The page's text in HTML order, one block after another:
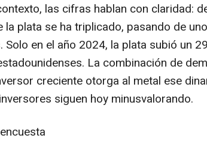
las cifras hablan con claridad:
la plata se ha triplicado, pasando de
Solo en el año 2024, la plata subió un
La combinación de
creciente otorga al metal ese
siguen hoy minusvalorando.